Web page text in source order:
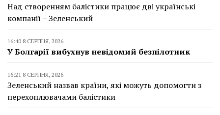
Над створенням балістики працює дві українські
компанії – Зеленський
16:40 8 СЕРПНЯ, 2026
У Болгарії вибухнув невідомий безпілотник
16:21 8 СЕРПНЯ, 2026
Зеленський назвав країни, які можуть допомогти з
перехоплювачами балістики